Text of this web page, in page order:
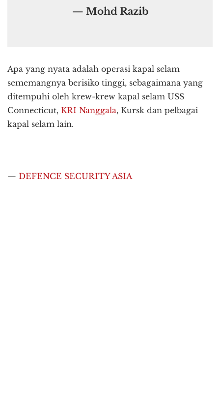
— Mohd Razib
Apa yang nyata adalah operasi kapal selam
sememangnya berisiko tinggi, sebagaimana yang
ditempuhi oleh krew-krew kapal selam USS
Connecticut, KRI Nanggala, Kursk dan pelbagai
kapal selam lain.
— DEFENCE SECURITY ASIA